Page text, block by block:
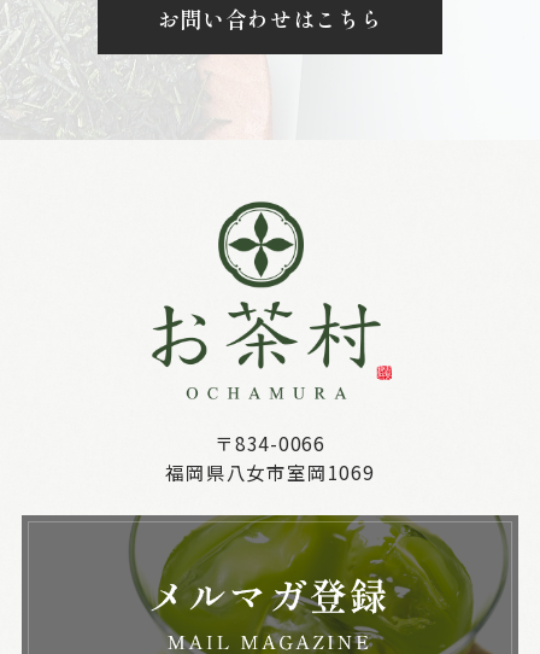
お問い合わせはこちら
〒834-0066
福岡県八女市室岡1069